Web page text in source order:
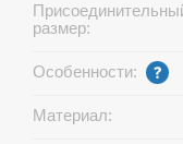
размер:
Особенности:
Материал: